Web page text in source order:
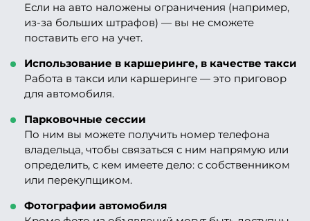
Если на авто наложены ограничения (например,
из-за больших штрафов) — вы не сможете
поставить его на учет.
Использование в каршеринге, в качестве такси
Работа в такси или каршеринге — это приговор
для автомобиля.
Парковочные сессии
По ним вы можете получить номер телефона
владельца, чтобы связаться с ним напрямую или
определить, с кем имеете дело: с собственником
или перекупщиком.
Фотографии автомобиля